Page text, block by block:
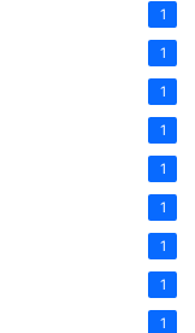
1
1
1
1
1
1
1
1
1